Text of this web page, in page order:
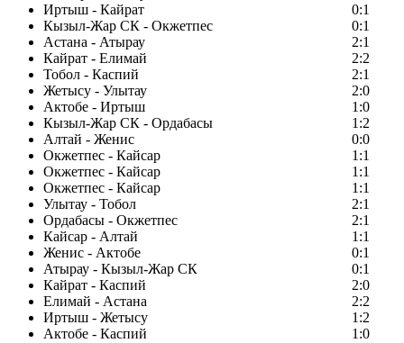
Иртыш - Кайрат
0:1
Кызыл-Жар СК - Окжетпес
0:1
Астана - Атырау
2:1
Кайрат - Елимай
2:2
Тобол - Каспий
2:1
Жетысу - Улытау
2:0
Актобе - Иртыш
1:0
Кызыл-Жар СК - Ордабасы
1:2
Алтай - Женис
0:0
Окжетпес - Кайсар
1:1
Окжетпес - Кайсар
1:1
Окжетпес - Кайсар
1:1
Улытау - Тобол
2:1
Ордабасы - Окжетпес
2:1
Кайсар - Алтай
1:1
Женис - Актобе
0:1
Атырау - Кызыл-Жар СК
0:1
Кайрат - Каспий
2:0
Елимай - Астана
2:2
Иртыш - Жетысу
1:2
Актобе - Каспий
1:0